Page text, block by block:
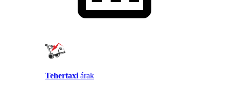
Tehertaxi árak